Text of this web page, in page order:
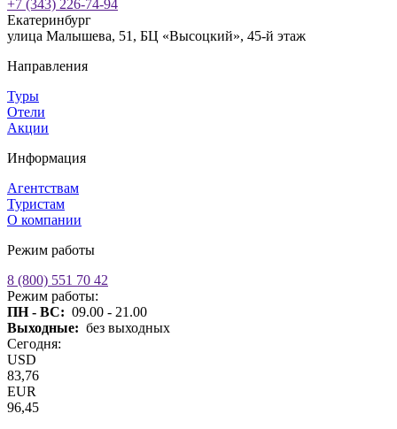
+7 (343) 226-74-94
Екатеринбург
улица Малышева, 51, БЦ «Высоцкий», 45-й этаж
Направления
Туры
Отели
Акции
Информация
Агентствам
Туристам
О компании
Режим работы
8 (800) 551 70 42
Режим работы:
ПН - ВС: 09.00 - 21.00
Выходные: без выходных
Сегодня:
USD
83,76
EUR
96,45